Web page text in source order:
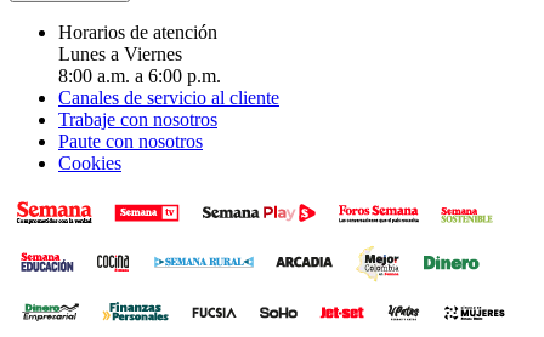
Horarios de atención
Lunes a Viernes
8:00 a.m. a 6:00 p.m.
Canales de servicio al cliente
Trabaje con nosotros
Paute con nosotros
Cookies